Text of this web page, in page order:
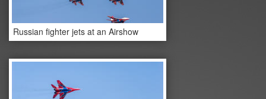
Russian fighter jets at an Airshow